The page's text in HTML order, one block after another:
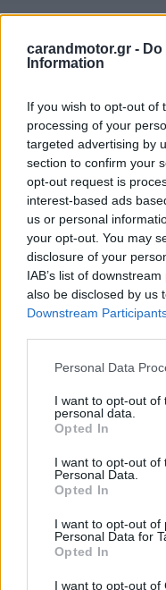
carandmotor.gr -
Information
If you wish to opt-out of
processing of your
targeted advertising by
section to confirm your
opt-out request is
interest-based ads
us or personal
your opt-out. You may
disclosure of your
IAB’s list of
also be disclosed by us
Downstream
Please note that this
not limited to your visit
grant or deny consent
use your data for below
consent section.
Personal Data
I want to opt-out of
personal data.
Opted In
I want to opt-out of
Personal Data.
Opted In
I want to opt-out of
Personal Data for
Opted In
I want to opt-out of
Εμφανισιακά τα δύο
στοιχεία, με την
στο εμπρός όσο και
ευρύχωρο, προσιτό
χρήση μέσα στην πόλη
συμπαγείς αναλογίες
εσωτερικό όγκο και
και χώρο καμπίνας.
Την ίδια στιγμή